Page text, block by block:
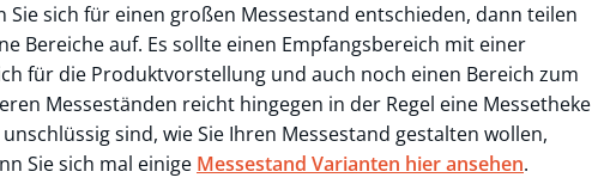
Sie sich für einen großen Messestand entschieden, dann teilen
Bereiche auf. Es sollte einen Empfangsbereich mit einer
für die Produktvorstellung und auch noch einen Bereich zum
Messeständen reicht hingegen in der Regel eine Messetheke
sind, wie Sie Ihren Messestand gestalten wollen,
Sie sich mal einige Messestand Varianten hier ansehen.